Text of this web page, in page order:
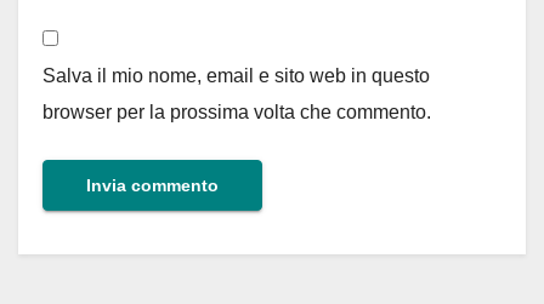
Salva il mio nome, email e sito web in questo
browser per la prossima volta che commento.